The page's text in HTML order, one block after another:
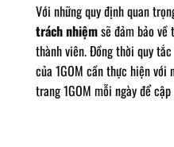
Với những quy định quan
trách nhiệmsẽ đảm bảo về
thành viên. Đồng thời quy
của 1GOM cần thực hiện với
trang 1GOM mỗi ngày để